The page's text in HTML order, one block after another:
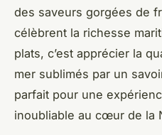
des saveurs gorgées de
célèbrent la richesse
plats, c’est apprécier la
mer sublimés par un
parfait pour une
inoubliable au cœur de la